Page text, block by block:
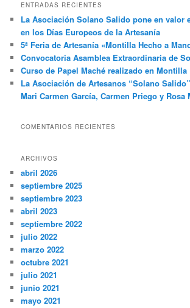
ENTRADAS RECIENTES
La Asociación Solano Salido pone en valor
en los Días Europeos de la Artesanía
5ª Feria de Artesanía «Montilla Hecho a
Convocatoria Asamblea Extraordinaria de
Curso de Papel Maché realizado en Montilla
La Asociación de Artesanos “Solano
Mari Carmen García, Carmen Priego y Rosa
COMENTARIOS RECIENTES
ARCHIVOS
abril 2026
septiembre 2025
septiembre 2023
abril 2023
septiembre 2022
julio 2022
marzo 2022
octubre 2021
julio 2021
junio 2021
mayo 2021